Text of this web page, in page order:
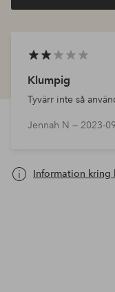
Klumpig
Tyvärr inte så
Jennah N — 2023-
Information kring